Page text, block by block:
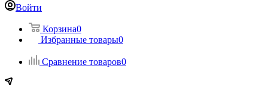
Войти
Корзина0
Избранные товары0
Сравнение товаров0